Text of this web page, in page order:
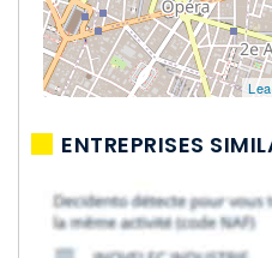
ENTREPRISES